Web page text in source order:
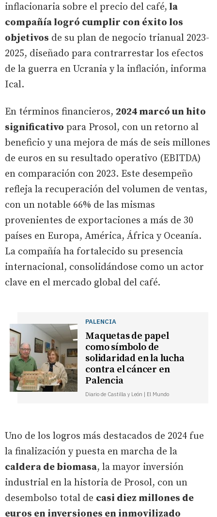
inflacionaria sobre el precio del café, la
compañía logró cumplir con éxito los
objetivos de su plan de negocio trianual 2023-
2025, diseñado para contrarrestar los efectos
de la guerra en Ucrania y la inflación, informa
Ical.
En términos financieros, 2024 marcó un hito
significativo para Prosol, con un retorno al
beneficio y una mejora de más de seis millones
de euros en su resultado operativo (EBITDA)
en comparación con 2023. Este desempeño
refleja la recuperación del volumen de ventas,
con un notable 66% de las mismas
provenientes de exportaciones a más de 30
países en Europa, América, África y Oceanía.
La compañía ha fortalecido su presencia
internacional, consolidándose como un actor
clave en el mercado global del café.
PALENCIA
Maquetas de papel
como símbolo de
solidaridad en la lucha
contra el cáncer en
Palencia
Diario de Castilla y León | El Mundo
Uno de los logros más destacados de 2024 fue
la finalización y puesta en marcha de la
caldera de biomasa, la mayor inversión
industrial en la historia de Prosol, con un
desembolso total de casi diez millones de
euros en inversiones en inmovilizado